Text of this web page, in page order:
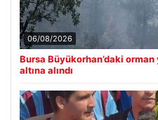
06/08/2026
Bursa Büyükorhan’daki orman
altına alındı